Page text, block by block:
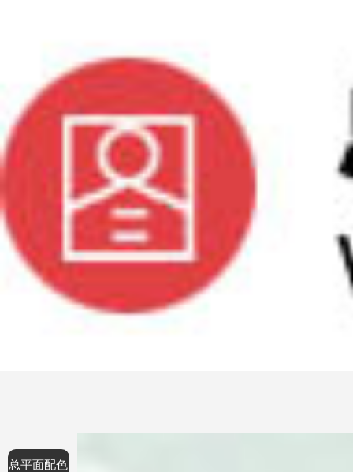
总平面配色